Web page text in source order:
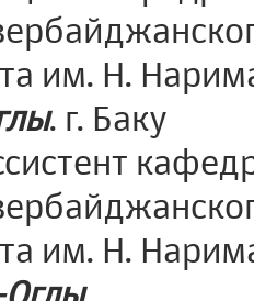
им. Н.
. г. Баку
им. Н.